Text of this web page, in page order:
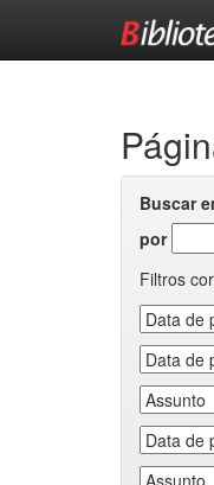
Buscar
por
Filtros